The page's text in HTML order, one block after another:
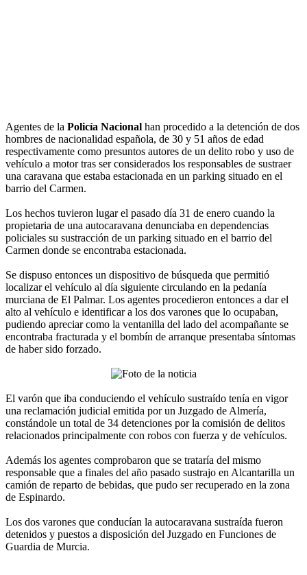
Agentes de la Policía Nacional han procedido a la detención de dos
hombres de nacionalidad española, de 30 y 51 años de edad
respectivamente como presuntos autores de un delito robo y uso de
vehículo a motor tras ser considerados los responsables de sustraer
una caravana que estaba estacionada en un parking situado en el
barrio del Carmen.
Los hechos tuvieron lugar el pasado día 31 de enero cuando la
propietaria de una autocaravana denunciaba en dependencias
policiales su sustracción de un parking situado en el barrio del
Carmen donde se encontraba estacionada.
Se dispuso entonces un dispositivo de búsqueda que permitió
localizar el vehículo al día siguiente circulando en la pedanía
murciana de El Palmar. Los agentes procedieron entonces a dar el
alto al vehículo e identificar a los dos varones que lo ocupaban,
pudiendo apreciar como la ventanilla del lado del acompañante se
encontraba fracturada y el bombín de arranque presentaba síntomas
de haber sido forzado.
El varón que iba conduciendo el vehículo sustraído tenía en vigor
una reclamación judicial emitida por un Juzgado de Almería,
constándole un total de 34 detenciones por la comisión de delitos
relacionados principalmente con robos con fuerza y de vehículos.
Además los agentes comprobaron que se trataría del mismo
responsable que a finales del año pasado sustrajo en Alcantarilla un
camión de reparto de bebidas, que pudo ser recuperado en la zona
de Espinardo.
Los dos varones que conducían la autocaravana sustraída fueron
detenidos y puestos a disposición del Juzgado en Funciones de
Guardia de Murcia.